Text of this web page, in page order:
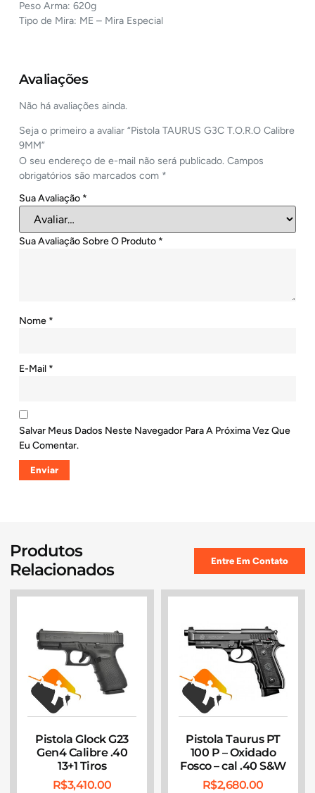
Peso Arma: 620g
Tipo de Mira: ME – Mira Especial
Avaliações
Não há avaliações ainda.
Seja o primeiro a avaliar “Pistola TAURUS G3C T.O.R.O Calibre
9MM”
O seu endereço de e-mail não será publicado. Campos
obrigatórios são marcados com *
Sua Avaliação *
Sua Avaliação Sobre O Produto *
Nome *
E-Mail *
Salvar Meus Dados Neste Navegador Para A Próxima Vez Que
Eu Comentar.
Produtos
Relacionados
Entre Em Contato
Pistola Glock G23
Gen4 Calibre .40
13+1 Tiros
R$3,410.00
Pistola Taurus PT
100 P – Oxidado
Fosco – cal .40 S&W
R$2,680.00